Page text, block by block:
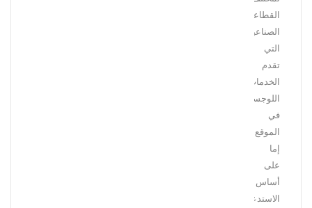
القطاعات
الصناعية
التي
تقدم
الخدمات
اللوجستية
في
الموقع
إما
على
أساس
الاستدعاء